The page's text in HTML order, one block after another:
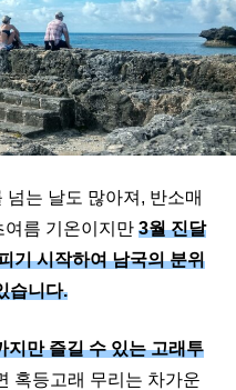
는 날도 많아져, 반소매
여름 기온이지만 3월 진달
기 시작하여 남국의 분위
습니다.
만 즐길 수 있는 고래투
혹등고래 무리는 차가운